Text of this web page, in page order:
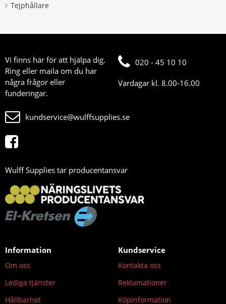
Tejphållare
Vi finns här för att hjälpa dig.
Ring eller maila om du har
några frågor eller
funderingar.
020 - 45 10 10
Vardagar kl. 8.00-16.00
kundservice@wulffsupplies.se
Wulff Supplies tar producentansvar
Information
Om oss
Lediga tjänster
Hållbarhet
Kundservice
Kontakta oss
Reklamationer
Köpinformation